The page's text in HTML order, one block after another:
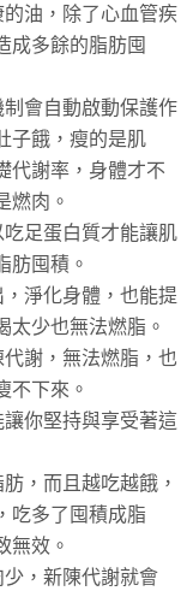
油，除了心血管疾
成多餘的脂肪囤
會自動啟動保護作
子餓，瘦的是肌
代謝率，身體才不
燃肉。
足蛋白質才能讓肌
肪囤積。
淨化身體，也能提
太少也無法燃脂。
謝，無法燃脂，也
不下來。
你堅持與享受著這
，而且越吃越餓，
吃多了囤積成脂
無效。
，新陳代謝就會